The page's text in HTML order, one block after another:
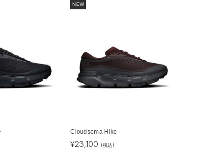
NEW
Cloudsoma Hike
¥23,100 (税込)